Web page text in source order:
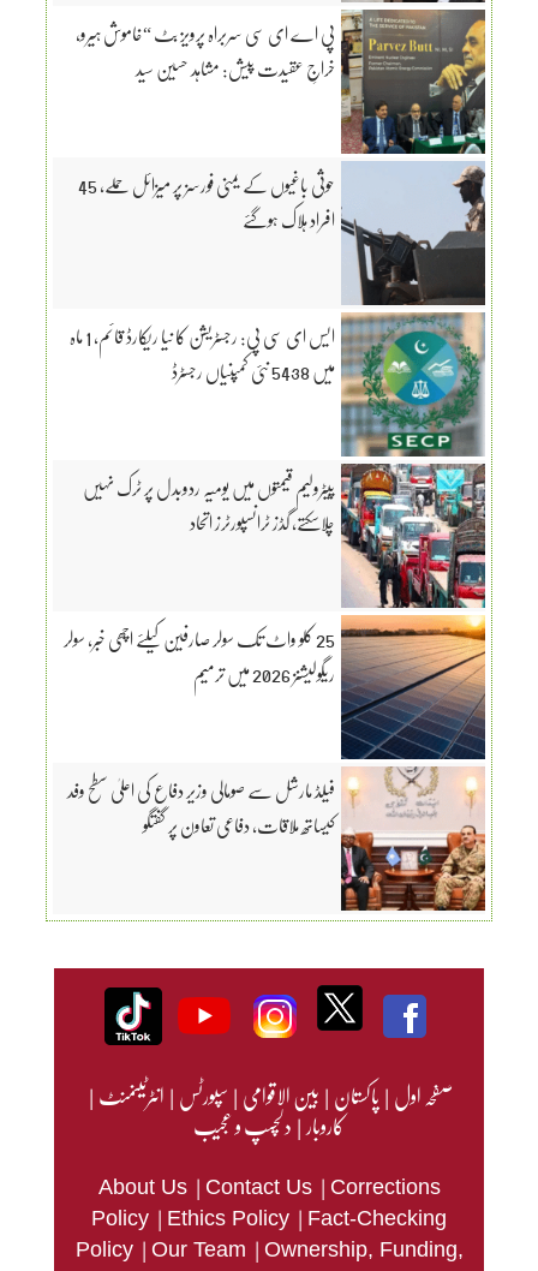
پی اے ای سی سربراہ پرویز بٹ “خاموش ہیرو،
خراجِ عقیدت پیش: مشاہد حسین سید
حوثی باغیوں کے یمنی فورسز پر میزائل حملے، 45
افراد ہلاک ہوگئے
ایس ای سی پی: رجسٹریشن کا نیا ریکارڈ قائم، 1 ماہ
میں 5438 نئی کمپنیاں رجسٹرڈ
پیٹرولیم قیمتوں میں یومیہ ردوبدل پر ٹرک نہیں
چلاسکتے، گڈز ٹرانسپورٹرز اتحاد
25 کلو واٹ تک سولر صارفین کیلئے اچھی خبر، سولر
ریگولیشنز 2026 میں ترمیم
فیلڈ مارشل سے صومالی وزیر دفاع کی اعلیٰ سطح وفد
کیساتھ ملاقات، دفاعی تعاون پر گفتگو
صفحہ اول|پاکستان|بین الاقوامی|سپورٹس|انٹرٹینمنٹ|
کاروبار|دلچسپ و عجیب
About Us | Contact Us | Corrections
Policy | Ethics Policy | Fact-Checking
Policy | Our Team | Ownership, Funding,